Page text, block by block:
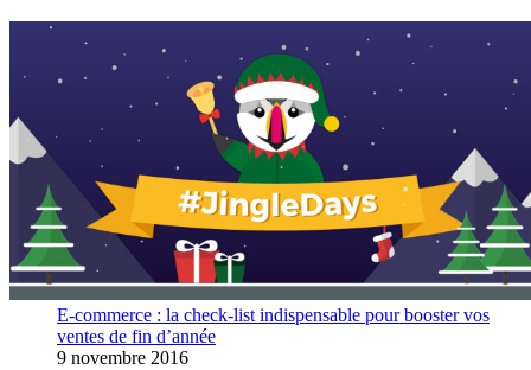
E-commerce : la check-list indispensable pour booster vos
ventes de fin d’année
9 novembre 2016